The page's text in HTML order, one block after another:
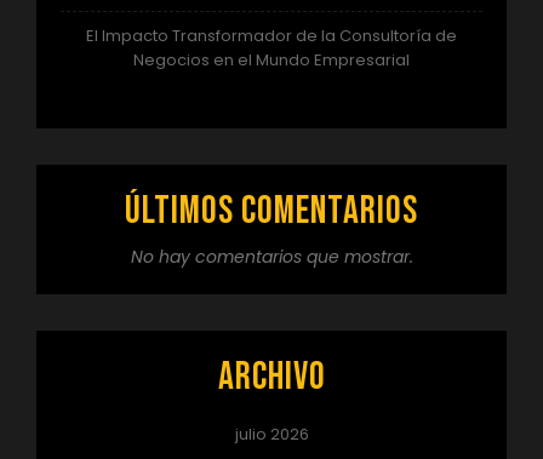
El Impacto Transformador de la Consultoría de
Negocios en el Mundo Empresarial
Últimos comentarios
No hay comentarios que mostrar.
Archivo
julio 2026